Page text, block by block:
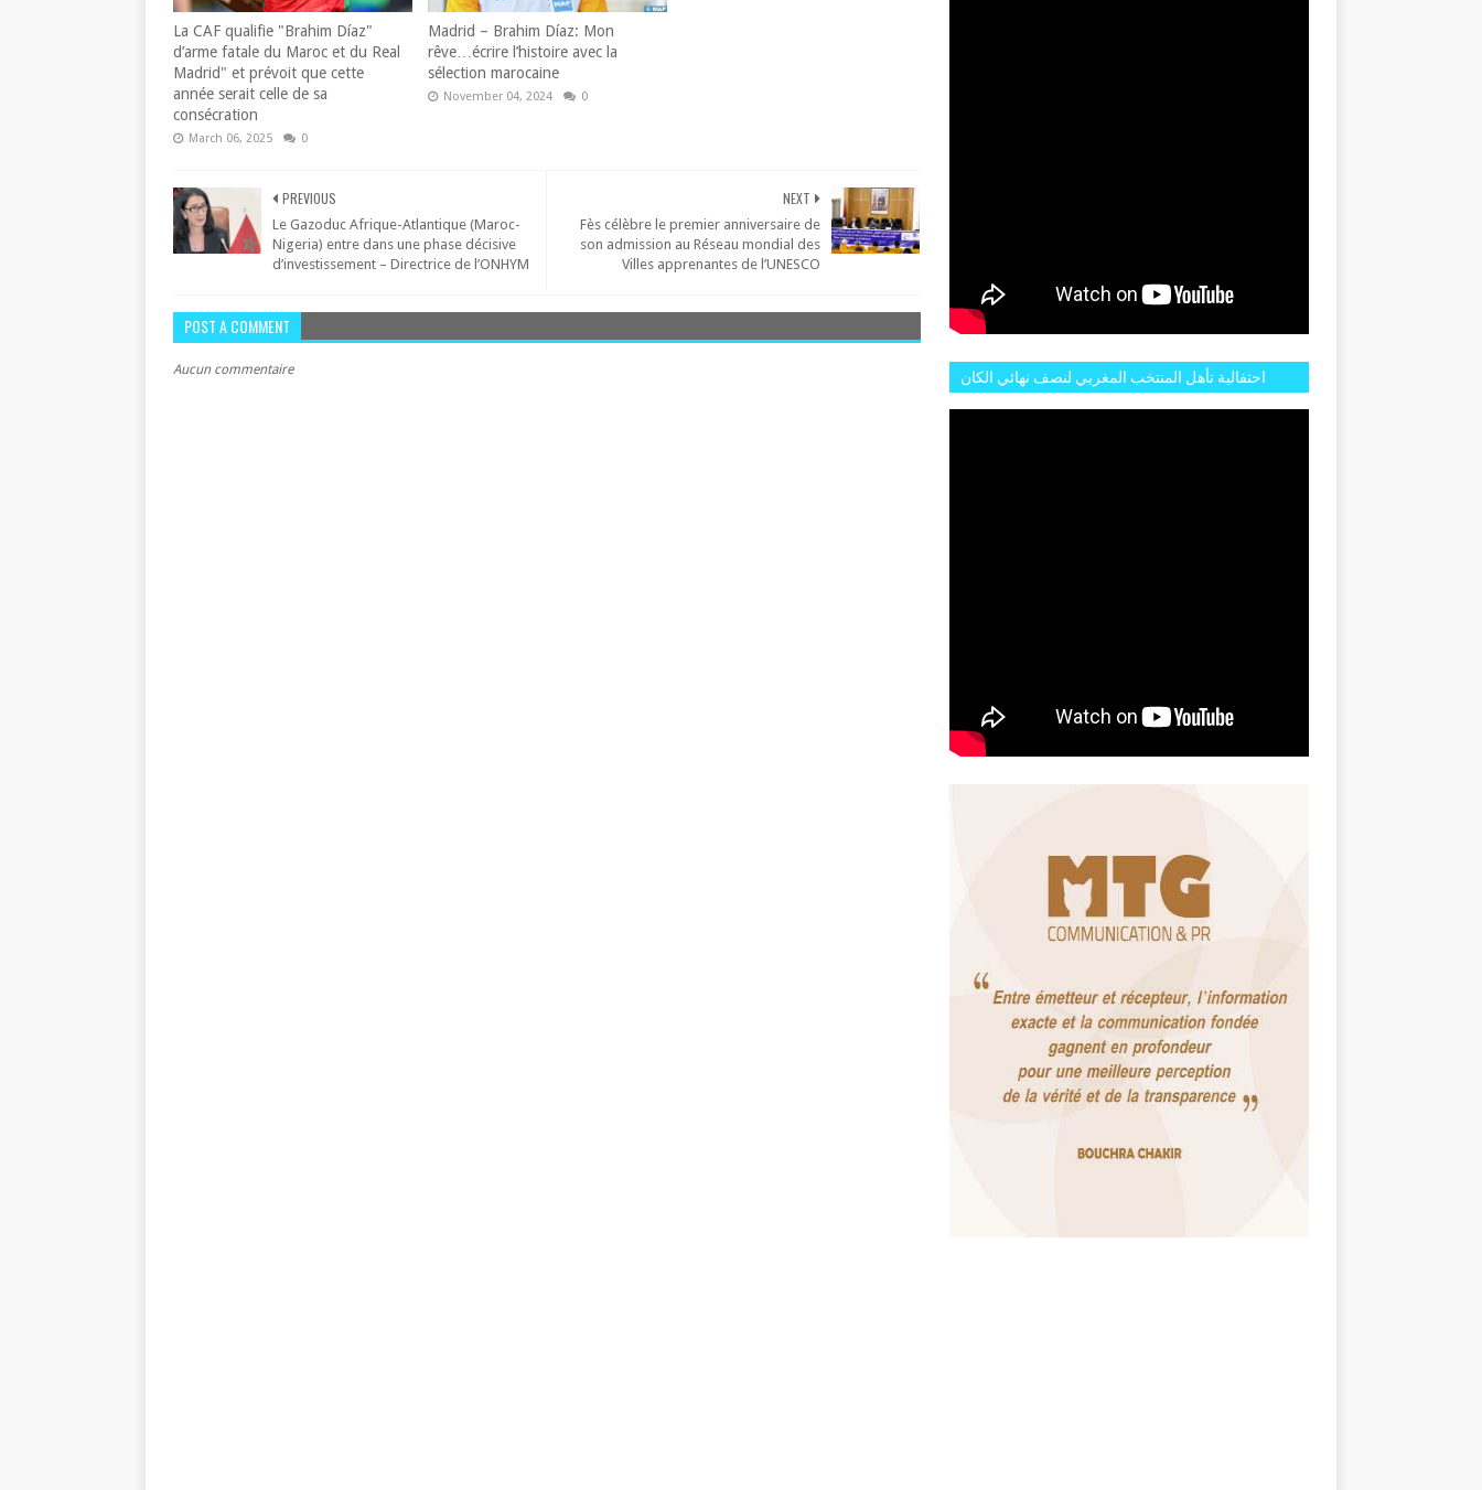
La CAF qualifie "Brahim Díaz"
d’arme fatale du Maroc et du Real
Madrid" et prévoit que cette
année serait celle de sa
consécration
March 06, 2025 0
Madrid – Brahim Díaz: Mon
rêve…écrire l’histoire avec la
sélection marocaine
November 04, 2024 0
NEXT
Fès célèbre le premier anniversaire de
son admission au Réseau mondial des
Villes apprenantes de l’UNESCO
PREVIOUS
Le Gazoduc Afrique-Atlantique (Maroc-
Nigeria) entre dans une phase décisive
d’investissement – Directrice de l’ONHYM
POST A COMMENT
Aucun commentaire
احتفالية تأهل المنتخب المغربي لنصف نهائي الكان